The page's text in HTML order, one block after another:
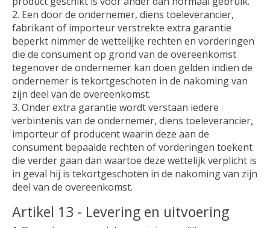
2. Een door de ondernemer, diens toeleverancier,
fabrikant of importeur verstrekte extra garantie
beperkt nimmer de wettelijke rechten en vorderingen
die de consument op grond van de overeenkomst
tegenover de ondernemer kan doen gelden indien de
ondernemer is tekortgeschoten in de nakoming van
zijn deel van de overeenkomst.
3. Onder extra garantie wordt verstaan iedere
verbintenis van de ondernemer, diens toeleverancier,
importeur of producent waarin deze aan de
consument bepaalde rechten of vorderingen toekent
die verder gaan dan waartoe deze wettelijk verplicht is
in geval hij is tekortgeschoten in de nakoming van zijn
deel van de overeenkomst.
Artikel 13 - Levering en uitvoering